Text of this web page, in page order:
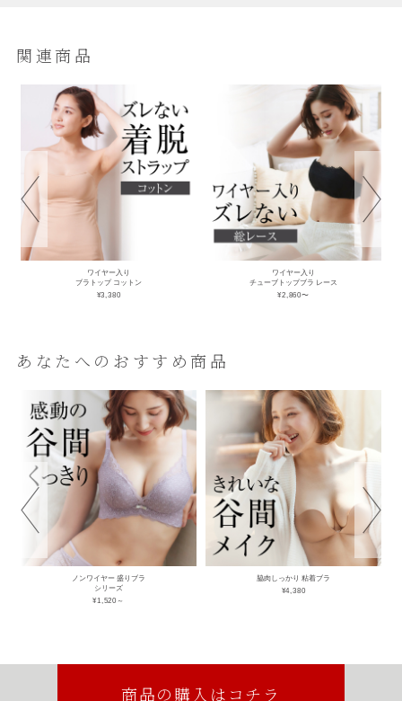
関連商品
ワイヤー入り
ブラトップ コットン
¥3,380
ワイヤー入り
チューブトップブラ レース
¥2,860〜
あなたへのおすすめ商品
ノンワイヤー 盛りブラ
シリーズ
¥1,520～
脇肉しっかり 粘着ブラ
¥4,380
商品の購入はコチラ